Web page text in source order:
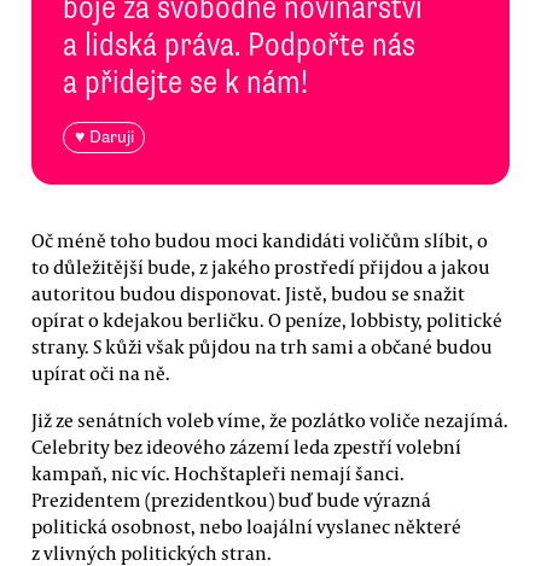
a lidská práva. Podpořte nás
a přidejte se k nám!
♥ Daruji
Oč méně toho budou moci kandidáti voličům slíbit, o
to důležitější bude, z jakého prostředí přijdou a jakou
autoritou budou disponovat. Jistě, budou se snažit
opírat o kdejakou berličku. O peníze, lobbisty, politické
strany. S kůži však půjdou na trh sami a občané budou
upírat oči na ně.
Již ze senátních voleb víme, že pozlátko voliče nezajímá.
Celebrity bez ideového zázemí leda zpestří volební
kampaň, nic víc. Hochštapleři nemají šanci.
Prezidentem (prezidentkou) buď bude výrazná
politická osobnost, nebo loajální vyslanec některé
z vlivných politických stran.